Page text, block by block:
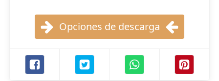
Opciones de descarga